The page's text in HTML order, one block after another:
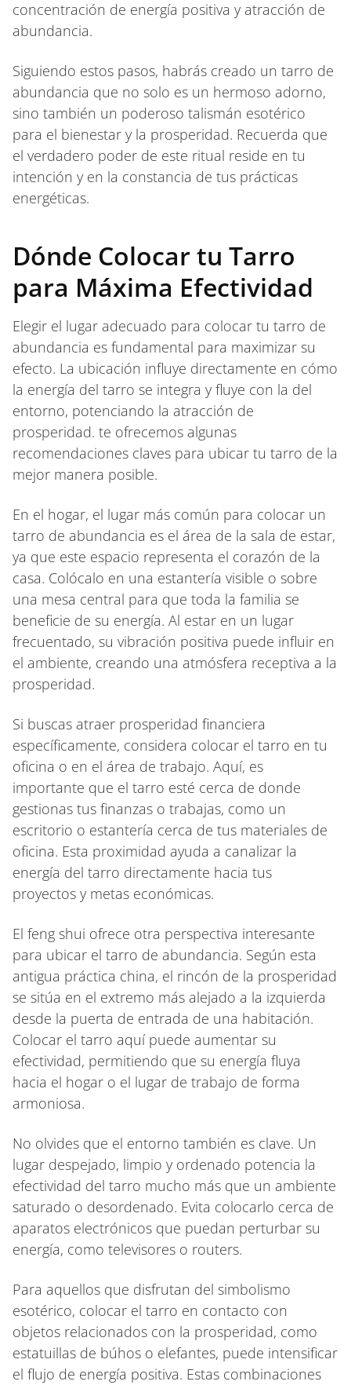
concentración de energía positiva y atracción de
abundancia.
Siguiendo estos pasos, habrás creado un tarro de
abundancia que no solo es un hermoso adorno,
sino también un poderoso talismán esotérico
para el bienestar y la prosperidad. Recuerda que
el verdadero poder de este ritual reside en tu
intención y en la constancia de tus prácticas
energéticas.
Dónde Colocar tu Tarro
para Máxima Efectividad
Elegir el lugar adecuado para colocar tu tarro de
abundancia es fundamental para maximizar su
efecto. La ubicación influye directamente en cómo
la energía del tarro se integra y fluye con la del
entorno, potenciando la atracción de
prosperidad. te ofrecemos algunas
recomendaciones claves para ubicar tu tarro de la
mejor manera posible.
En el hogar, el lugar más común para colocar un
tarro de abundancia es el área de la sala de estar,
ya que este espacio representa el corazón de la
casa. Colócalo en una estantería visible o sobre
una mesa central para que toda la familia se
beneficie de su energía. Al estar en un lugar
frecuentado, su vibración positiva puede influir en
el ambiente, creando una atmósfera receptiva a la
prosperidad.
Si buscas atraer prosperidad financiera
específicamente, considera colocar el tarro en tu
oficina o en el área de trabajo. Aquí, es
importante que el tarro esté cerca de donde
gestionas tus finanzas o trabajas, como un
escritorio o estantería cerca de tus materiales de
oficina. Esta proximidad ayuda a canalizar la
energía del tarro directamente hacia tus
proyectos y metas económicas.
El feng shui ofrece otra perspectiva interesante
para ubicar el tarro de abundancia. Según esta
antigua práctica china, el rincón de la prosperidad
se sitúa en el extremo más alejado a la izquierda
desde la puerta de entrada de una habitación.
Colocar el tarro aquí puede aumentar su
efectividad, permitiendo que su energía fluya
hacia el hogar o el lugar de trabajo de forma
armoniosa.
No olvides que el entorno también es clave. Un
lugar despejado, limpio y ordenado potencia la
efectividad del tarro mucho más que un ambiente
saturado o desordenado. Evita colocarlo cerca de
aparatos electrónicos que puedan perturbar su
energía, como televisores o routers.
Para aquellos que disfrutan del simbolismo
esotérico, colocar el tarro en contacto con
objetos relacionados con la prosperidad, como
estatuillas de búhos o elefantes, puede intensificar
el flujo de energía positiva. Estas combinaciones